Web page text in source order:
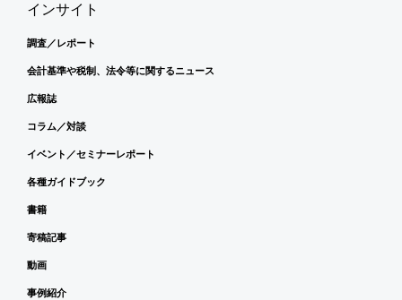
インサイト
調査／レポート
会計基準や税制、法令等に関するニュース
広報誌
コラム／対談
イベント／セミナーレポート
各種ガイドブック
書籍
寄稿記事
動画
事例紹介